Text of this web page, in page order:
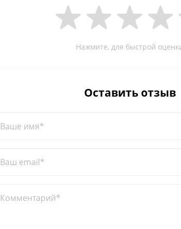
Нажмите, для быстрой
Оставить отзыв
Ваше имя*
Ваш email*
Комментарий*